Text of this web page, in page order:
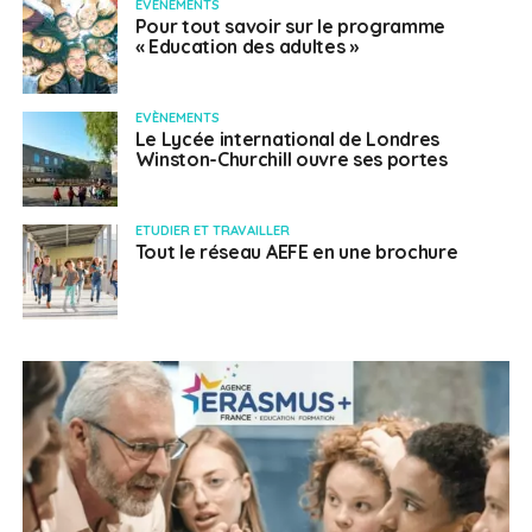
EVÈNEMENTS
Pour tout savoir sur le programme
« Education des adultes »
EVÈNEMENTS
Le Lycée international de Londres
Winston-Churchill ouvre ses portes
ETUDIER ET TRAVAILLER
Tout le réseau AEFE en une brochure